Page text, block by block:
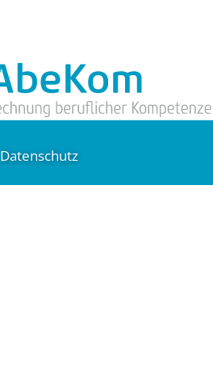
Datenschutz